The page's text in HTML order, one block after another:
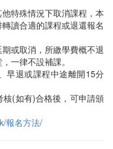
特殊情況下取消課程，本
讀合適的課程或退還報名
或取消，所繳學費概不退
一律不設補課。
早退或課程中途離開15分
(如有)合格後，可申請頒
報名方法/